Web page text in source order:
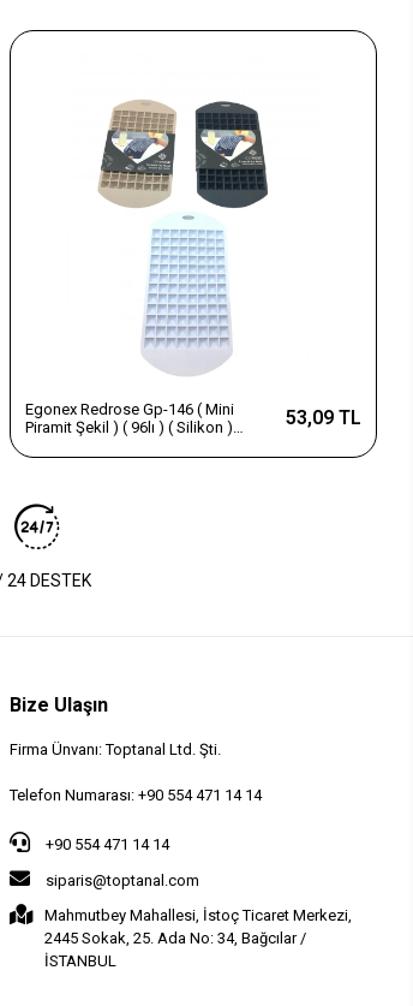
Egonex Redrose Gp-146 ( Mini
Piramit Şekil ) ( 96lı ) ( Silikon )
)*60=k
53,09 TL
24 DESTEK
Bize Ulaşın
Firma Ünvanı: Toptanal Ltd. Şti.
Telefon Numarası: +90 554 471 14 14
+90 554 471 14 14
siparis@toptanal.com
Mahmutbey Mahallesi, İstoç Ticaret Merkezi,
2445 Sokak, 25. Ada No: 34, Bağcılar /
İSTANBUL